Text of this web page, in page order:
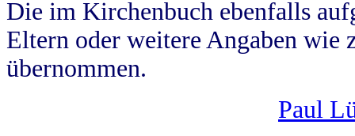
Die im Kirchenbuch ebenfalls
Eltern oder weitere Angaben wie
übernommen.
Paul